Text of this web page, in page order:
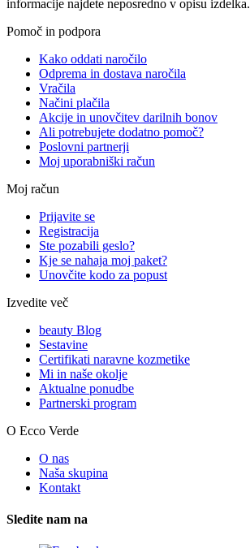
informacije najdete neposredno v opisu izdelka.
Pomoč in podpora
Kako oddati naročilo
Odprema in dostava naročila
Vračila
Načini plačila
Akcije in unovčitev darilnih bonov
Ali potrebujete dodatno pomoč?
Poslovni partnerji
Moj uporabniški račun
Moj račun
Prijavite se
Registracija
Ste pozabili geslo?
Kje se nahaja moj paket?
Unovčite kodo za popust
Izvedite več
beauty Blog
Sestavine
Certifikati naravne kozmetike
Mi in naše okolje
Aktualne ponudbe
Partnerski program
O Ecco Verde
O nas
Naša skupina
Kontakt
Sledite nam na